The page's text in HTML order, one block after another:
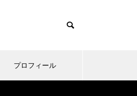
プロフィール